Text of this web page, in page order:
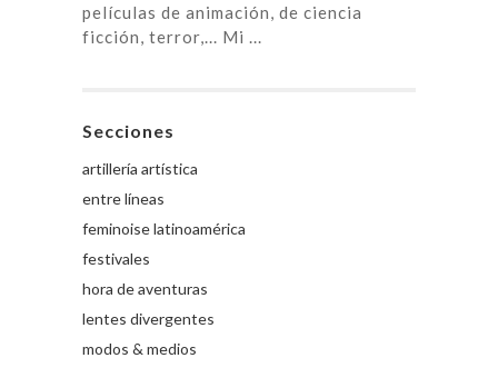
películas de animación, de ciencia
ficción, terror,... Mi ...
Secciones
artillería artística
entre líneas
feminoise latinoamérica
festivales
hora de aventuras
lentes divergentes
modos & medios